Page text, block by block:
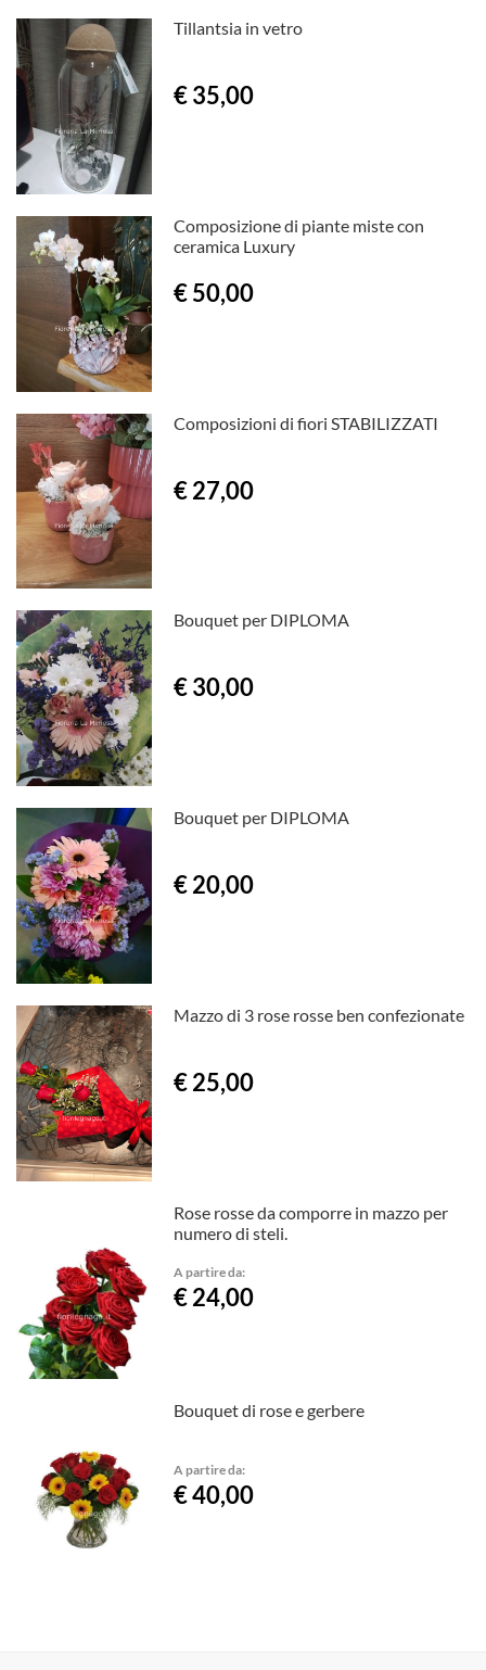
Tillantsia in vetro
€ 35,00
Composizione di piante miste con
ceramica Luxury
€ 50,00
Composizioni di fiori STABILIZZATI
€ 27,00
Bouquet per DIPLOMA
€ 30,00
Bouquet per DIPLOMA
€ 20,00
Mazzo di 3 rose rosse ben confezionate
€ 25,00
Rose rosse da comporre in mazzo per
numero di steli.
A partire da:
€ 24,00
Bouquet di rose e gerbere
A partire da:
€ 40,00